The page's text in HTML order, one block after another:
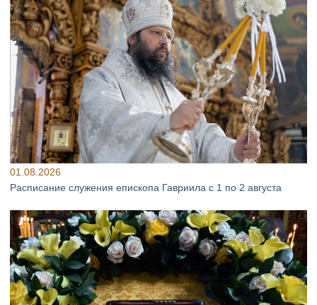
01.08.2026
Расписание служения епископа Гавриила с 1 по 2 августа